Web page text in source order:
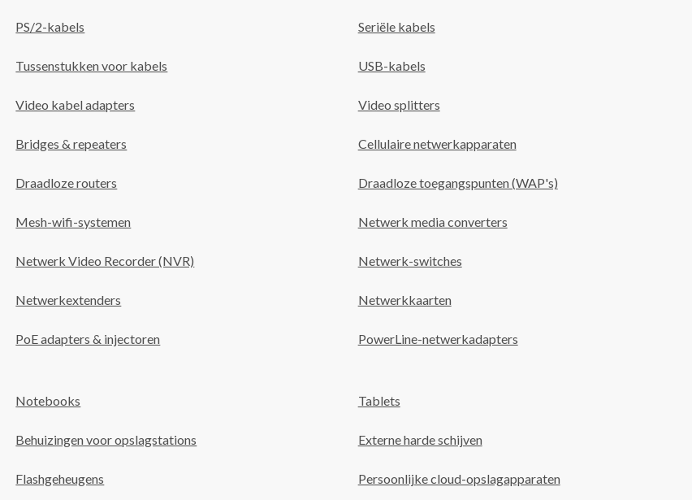
PS/2-kabels Seriële kabels
Tussenstukken voor kabels USB-kabels
Video kabel adapters Video splitters
Bridges & repeaters Cellulaire netwerkapparaten
Draadloze routers Draadloze toegangspunten (WAP's)
Mesh-wifi-systemen Netwerk media converters
Netwerk Video Recorder (NVR) Netwerk-switches
Netwerkextenders Netwerkkaarten
PoE adapters & injectoren PowerLine-netwerkadapters
Notebooks Tablets
Behuizingen voor opslagstations Externe harde schijven
Flashgeheugens Persoonlijke cloud-opslagapparaten